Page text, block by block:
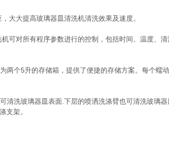
大提高玻璃器皿清洗机清洗效果及速度。
对所有程序参数进行的控制，包括时间、温度、
两个5升的存储箱，提供了便捷的存储方案。每个蠕
洗玻璃器皿表面.下层的喷洒洗涤臂也可清洗玻璃
支架。